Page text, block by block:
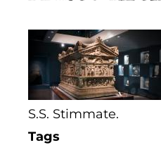
S.S. Stimmate.
Tags